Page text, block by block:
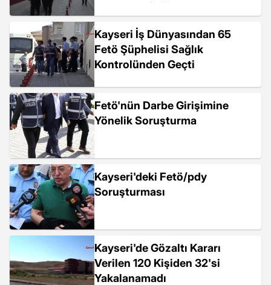
Kayseri İş Dünyasından 65
Fetö Şüphelisi Sağlık
Kontrolünden Geçti
Fetö'nün Darbe Girişimine
Yönelik Soruşturma
Kayseri'deki Fetö/pdy
Soruşturması
Kayseri'de Gözaltı Kararı
Verilen 120 Kişiden 32'si
Yakalanamadı